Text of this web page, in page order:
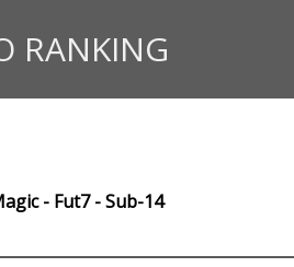
RANKING
- Fut7 - Sub-14